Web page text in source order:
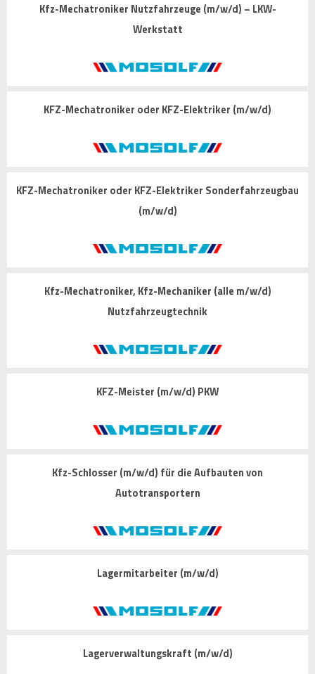
Kfz-Mechatroniker Nutzfahrzeuge (m/w/d) – LKW-
Werkstatt
KFZ-Mechatroniker oder KFZ-Elektriker (m/w/d)
KFZ-Mechatroniker oder KFZ-Elektriker Sonderfahrzeugbau
(m/w/d)
Kfz-Mechatroniker, Kfz-Mechaniker (alle m/w/d)
Nutzfahrzeugtechnik
KFZ-Meister (m/w/d) PKW
Kfz-Schlosser (m/w/d) für die Aufbauten von
Autotransportern
Lagermitarbeiter (m/w/d)
Lagerverwaltungskraft (m/w/d)